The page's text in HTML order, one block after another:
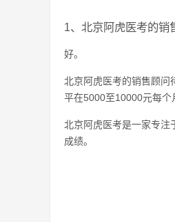
1、北京阿虎医考的销
好。
北京阿虎医考的销售顾问
平在5000至10000元每个
北京阿虎医考是一家专注
成绩。